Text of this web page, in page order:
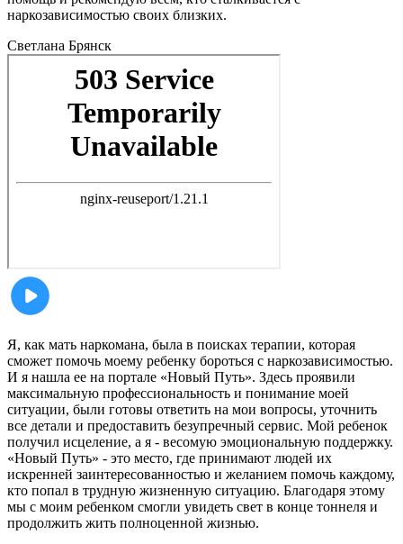
наркозависимостью своих близких.
Светлана Брянск
Я, как мать наркомана, была в поисках терапии, которая
сможет помочь моему ребенку бороться с наркозависимостью.
И я нашла ее на портале «Новый Путь». Здесь проявили
максимальную профессиональность и понимание моей
ситуации, были готовы ответить на мои вопросы, уточнить
все детали и предоставить безупречный сервис. Мой ребенок
получил исцеление, а я - весомую эмоциональную поддержку.
«Новый Путь» - это место, где принимают людей их
искренней заинтересованностью и желанием помочь каждому,
кто попал в трудную жизненную ситуацию. Благодаря этому
мы с моим ребенком смогли увидеть свет в конце тоннеля и
продолжить жить полноценной жизнью.